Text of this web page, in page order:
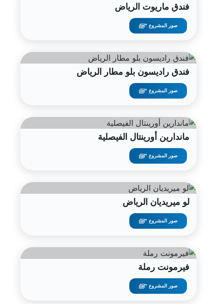
فندق ماريوت الرياض
صور المشروع "
فندق راديسون بلو مطار الرياض
صور المشروع "
ماندارين أورينتال الفيصلية
صور المشروع "
لو ميريديان الرياض
صور المشروع "
فيرمونت رملة
صور المشروع "